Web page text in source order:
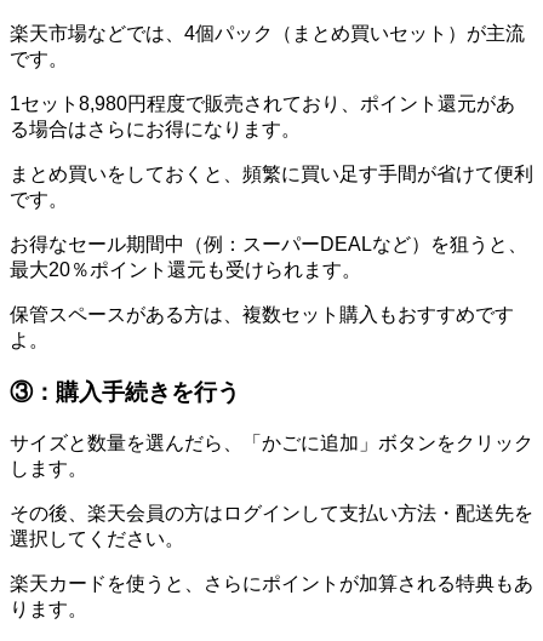
楽天市場などでは、4個パック（まとめ買いセット）が主流
です。
1セット8,980円程度で販売されており、ポイント還元があ
る場合はさらにお得になります。
まとめ買いをしておくと、頻繁に買い足す手間が省けて便利
です。
お得なセール期間中（例：スーパーDEALなど）を狙うと、
最大20％ポイント還元も受けられます。
保管スペースがある方は、複数セット購入もおすすめです
よ。
③：購入手続きを行う
サイズと数量を選んだら、「かごに追加」ボタンをクリック
します。
その後、楽天会員の方はログインして支払い方法・配送先を
選択してください。
楽天カードを使うと、さらにポイントが加算される特典もあ
ります。